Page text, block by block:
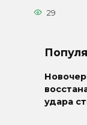
29
удара